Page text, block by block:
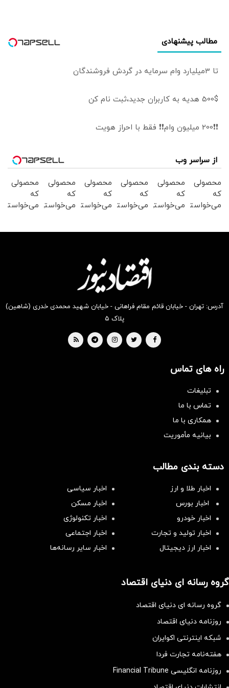
مطالب پیشنهادی
تا 3میلیارد وام سرمایه در گردش فروشندگان
500$ هدیه به کاربران جدید،ثبت نام کن
❗❗200 میلیون وام❗❗ فقط با احراز هویت
از سراسر وب
محصولی
که
می‌خواستی
محصولی
که
می‌خواستی
محصولی
که
می‌خواستی
بخر !
محصولی
که
می‌خواستی
بخر !
محصولی
که
می‌خواستی
محصولی
که
می‌خواستی
آدرس: تهران - خیابان قائم مقام فراهانی - خیابان شهید محمدی خدری (شاهین)
پلاک ۵
راه های تماس
تبلیغات
تماس با ما
همکاری با ما
بیانیه مأموریت
دسته بندی مطالب
اخبار طلا و ارز
اخبار سیاسی
اخبار بورس
اخبار مسکن
اخبار خودرو
اخبار تکنولوژی
اخبار تولید و تجارت
اخبار اجتماعی
اخبار ارز دیجیتال
اخبار سایر رسانه‌‌ها
گروه رسانه ای دنیای اقتصاد
گروه رسانه ای دنیای اقتصاد
روزنامه دنیای اقتصاد
شبکه اینترنتی اکوایران
هفته‌نامه تجارت فردا
روزنامه انگلیسی Financial Tribune